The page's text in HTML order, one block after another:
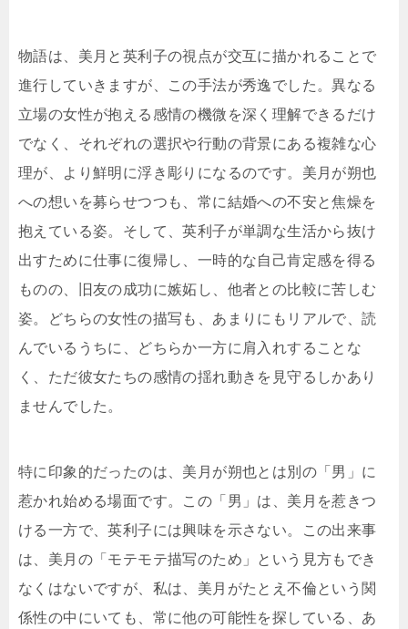
物語は、美月と英利子の視点が交互に描かれることで
進行していきますが、この手法が秀逸でした。異なる
立場の女性が抱える感情の機微を深く理解できるだけ
でなく、それぞれの選択や行動の背景にある複雑な心
理が、より鮮明に浮き彫りになるのです。美月が朔也
への想いを募らせつつも、常に結婚への不安と焦燥を
抱えている姿。そして、英利子が単調な生活から抜け
出すために仕事に復帰し、一時的な自己肯定感を得る
ものの、旧友の成功に嫉妬し、他者との比較に苦しむ
姿。どちらの女性の描写も、あまりにもリアルで、読
んでいるうちに、どちらか一方に肩入れすることな
く、ただ彼女たちの感情の揺れ動きを見守るしかあり
ませんでした。
特に印象的だったのは、美月が朔也とは別の「男」に
惹かれ始める場面です。この「男」は、美月を惹きつ
ける一方で、英利子には興味を示さない。この出来事
は、美月の「モテモテ描写のため」という見方もでき
なくはないですが、私は、美月がたとえ不倫という関
係性の中にいても、常に他の可能性を探している、あ